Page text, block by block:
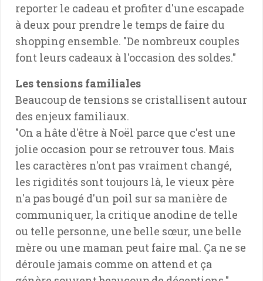
reporter le cadeau et profiter d'une escapade
à deux pour prendre le temps de faire du
shopping ensemble. "De nombreux couples
font leurs cadeaux à l'occasion des soldes."
Les tensions familiales
Beaucoup de tensions se cristallisent autour
des enjeux familiaux.
"On a hâte d'être à Noël parce que c'est une
jolie occasion pour se retrouver tous. Mais
les caractères n'ont pas vraiment changé,
les rigidités sont toujours là, le vieux père
n'a pas bougé d'un poil sur sa manière de
communiquer, la critique anodine de telle
ou telle personne, une belle sœur, une belle
mère ou une maman peut faire mal. Ça ne se
déroule jamais comme on attend et ça